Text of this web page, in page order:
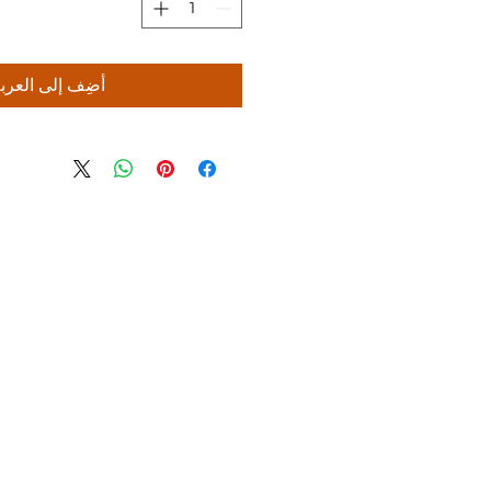
أضِف إلى